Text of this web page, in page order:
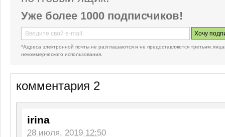
Уже более 1000 подписчиков!
*Адреса электронной почты не разглашаются и не предоставляются третьим
некоммерческого использования.
комментария 2
irina
28 июля, 2019 12:50